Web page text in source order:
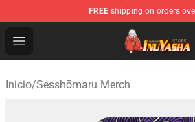
FREE shipping on orders
Open menu
Inuyasha Store - Official
Inicio/Sesshōmaru Merch